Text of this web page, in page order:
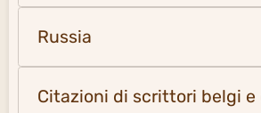
Russia
Citazioni di scrittori belgi e